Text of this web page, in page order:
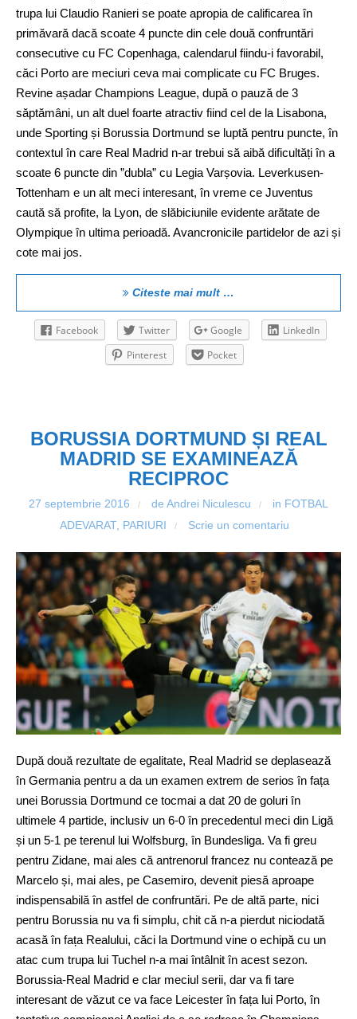
trupa lui Claudio Ranieri se poate apropia de calificarea în
primăvară dacă scoate 4 puncte din cele două confruntări
consecutive cu FC Copenhaga, calendarul fiindu-i favorabil,
căci Porto are meciuri ceva mai complicate cu FC Bruges.
Revine așadar Champions League, după o pauză de 3
săptămâni, un alt duel foarte atractiv fiind cel de la Lisabona,
unde Sporting și Borussia Dortmund se luptă pentru puncte, în
contextul în care Real Madrid n-ar trebui să aibă dificultăți în a
scoate 6 puncte din ”dubla” cu Legia Varșovia. Leverkusen-
Tottenham e un alt meci interesant, în vreme ce Juventus
caută să profite, la Lyon, de slăbiciunile evidente arătate de
Olympique în ultima perioadă. Avancronicile partidelor de azi și
cote mai jos.
Citeste mai mult …
Facebook Twitter Google
LinkedIn
Pinterest
Pocket
BORUSSIA DORTMUND ȘI REAL
MADRID SE EXAMINEAZĂ
RECIPROC
27 septembrie 2016 / de Andrei Niculescu / in FOTBAL
ADEVARAT, PARIURI / Scrie un comentariu
După două rezultate de egalitate, Real Madrid se deplasează
în Germania pentru a da un examen extrem de serios în fața
unei Borussia Dortmund ce tocmai a dat 20 de goluri în
ultimele 4 partide, inclusiv un 6-0 în precedentul meci din Ligă
și un 5-1 pe terenul lui Wolfsburg, în Bundesliga. Va fi greu
pentru Zidane, mai ales că antrenorul francez nu contează pe
Marcelo și, mai ales, pe Casemiro, devenit piesă aproape
indispensabilă în astfel de confruntări. Pe de altă parte, nici
pentru Borussia nu va fi simplu, chit că n-a pierdut niciodată
acasă în fața Realului, căci la Dortmund vine o echipă cu un
atac cum trupa lui Tuchel n-a mai întâlnit în acest sezon.
Borussia-Real Madrid e clar meciul serii, dar va fi tare
interesant de văzut ce va face Leicester în fața lui Porto, în